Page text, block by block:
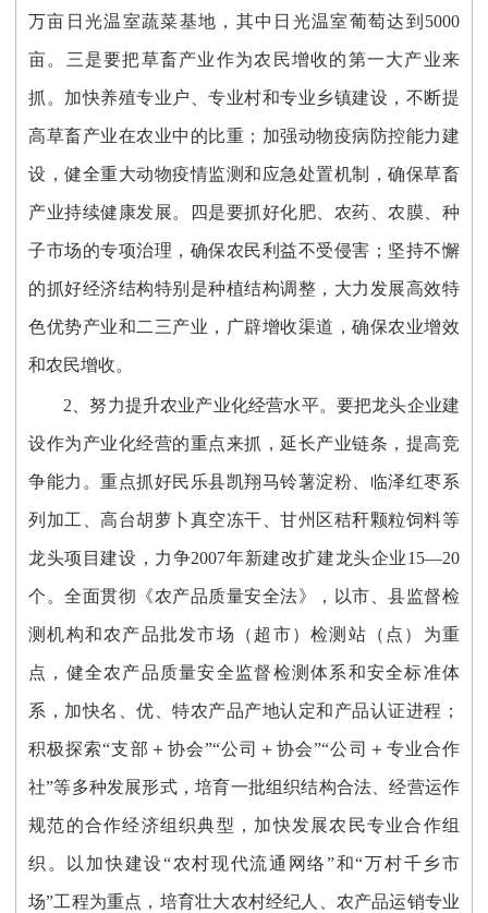
万亩日光温室蔬菜基地，其中日光温室葡萄达到5000
亩。三是要把草畜产业作为农民增收的第一大产业来
抓。加快养殖专业户、专业村和专业乡镇建设，不断提
高草畜产业在农业中的比重；加强动物疫病防控能力建
设，健全重大动物疫情监测和应急处置机制，确保草畜
产业持续健康发展。四是要抓好化肥、农药、农膜、种
子市场的专项治理，确保农民利益不受侵害；坚持不懈
的抓好经济结构特别是种植结构调整，大力发展高效特
色优势产业和二三产业，广辟增收渠道，确保农业增效
和农民增收。
2、努力提升农业产业化经营水平。要把龙头企业建
设作为产业化经营的重点来抓，延长产业链条，提高竞
争能力。重点抓好民乐县凯翔马铃薯淀粉、临泽红枣系
列加工、高台胡萝卜真空冻干、甘州区秸秆颗粒饲料等
龙头项目建设，力争2007年新建改扩建龙头企业15—20
个。全面贯彻《农产品质量安全法》，以市、县监督检
测机构和农产品批发市场（超市）检测站（点）为重
点，健全农产品质量安全监督检测体系和安全标准体
系，加快名、优、特农产品产地认定和产品认证进程；
积极探索“支部＋协会”“公司＋协会”“公司＋专业合作
社”等多种发展形式，培育一批组织结构合法、经营运作
规范的合作经济组织典型，加快发展农民专业合作组
织。以加快建设“农村现代流通网络”和“万村千乡市
场”工程为重点，培育壮大农村经纪人、农产品运销专业